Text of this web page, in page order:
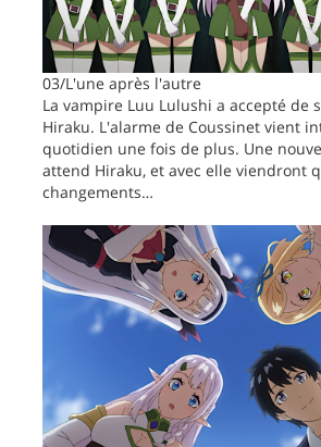
03/L'une après l'autre
La vampire Luu Lulushi a accepté de
Hiraku. L'alarme de Coussinet vient
quotidien une fois de plus. Une
attend Hiraku, et avec elle viendront
changements…